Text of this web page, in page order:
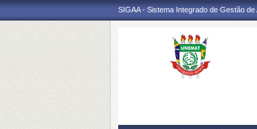
SIGAA - Sistema Integrado de Gestão de